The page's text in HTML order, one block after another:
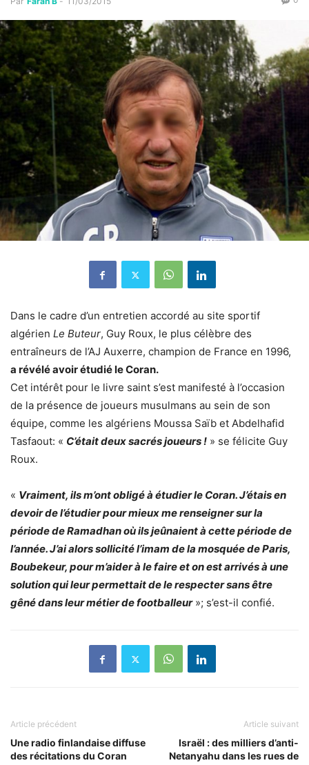
Dans le cadre d’un entretien accordé au site sportif
algérien Le Buteur, Guy Roux, le plus célèbre des
entraîneurs de l’AJ Auxerre, champion de France en 1996,
a révélé avoir étudié le Coran.
Cet intérêt pour le livre saint s’est manifesté à l’occasion
de la présence de joueurs musulmans au sein de son
équipe, comme les algériens Moussa Saïb et Abdelhafid
Tasfaout: « C’était deux sacrés joueurs ! » se félicite Guy
Roux.
« Vraiment, ils m’ont obligé à étudier le Coran. J’étais en
devoir de l’étudier pour mieux me renseigner sur la
période de Ramadhan où ils jeûnaient à cette période de
l’année. J’ai alors sollicité l’imam de la mosquée de Paris,
Boubekeur, pour m’aider à le faire et on est arrivés à une
solution qui leur permettait de le respecter sans être
gêné dans leur métier de footballeur »; s’est-il confié.
Article précédent
Une radio finlandaise diffuse
des récitations du Coran
Article suivant
Israël : des milliers d’anti-
Netanyahu dans les rues de